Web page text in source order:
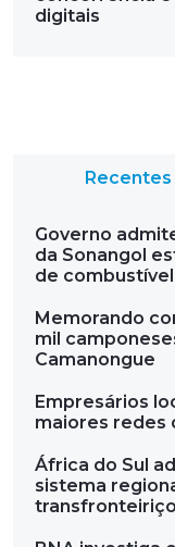
digitais
Recentes
Governo
da Sonangol
de combustível
Memorando
mil
Camanongue
Empresários
maiores redes
África do Sul
sistema